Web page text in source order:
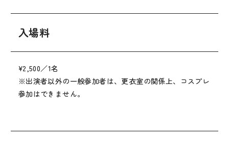
入場料
¥2,500／1名
※出演者以外の一般参加者は、更衣室の関係上、コスプレ
参加はできません。